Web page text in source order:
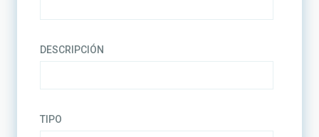
DESCRIPCIÓN
TIPO